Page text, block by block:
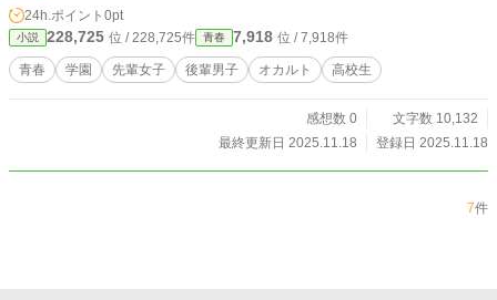
24h.ポイント 0pt
小説 228,725 位 / 228,725件 青春 7,918 位 / 7,918件
青春 学園 先輩女子 後輩男子 オカルト 高校生
感想数 0
文字数 10,132
最終更新日 2025.11.18
登録日 2025.11.18
7件